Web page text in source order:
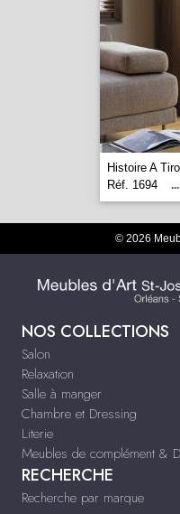
Histoire A
Réf. 1694
...
© 2026
NOS COLLECTIONS
Salon
Relaxation
Salle à manger
Chambre et Dressing
Literie
Meubles de complément &
RECHERCHE
Recherche par marque